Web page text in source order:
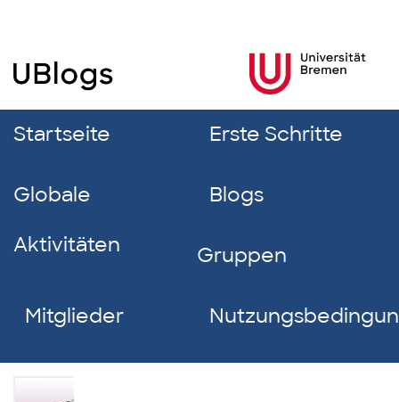
Startseite Erste Schritte
Globale
Aktivitäten
Blogs
Gruppen
Mitglieder